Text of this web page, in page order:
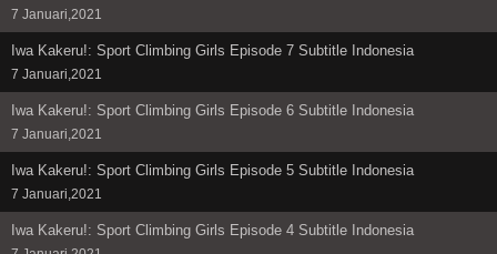
7 Januari,2021
Iwa Kakeru!: Sport Climbing Girls Episode 7 Subtitle Indonesia
7 Januari,2021
Iwa Kakeru!: Sport Climbing Girls Episode 6 Subtitle Indonesia
7 Januari,2021
Iwa Kakeru!: Sport Climbing Girls Episode 5 Subtitle Indonesia
7 Januari,2021
Iwa Kakeru!: Sport Climbing Girls Episode 4 Subtitle Indonesia